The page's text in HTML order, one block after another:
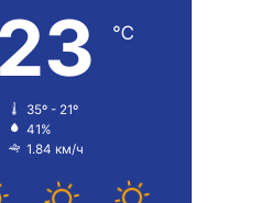
23 ℃
35º - 21º
41%
1.84 км/ч